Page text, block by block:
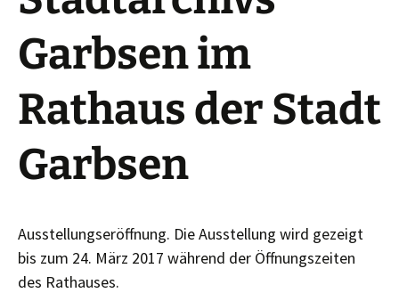
Garbsen im
Rathaus der Stadt
Garbsen
Ausstellungseröffnung. Die Ausstellung wird gezeigt
bis zum 24. März 2017 während der Öffnungszeiten
des Rathauses.